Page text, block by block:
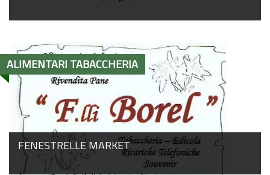
ALIMENTARI TABACCHERIA
FENESTRELLE MARKET